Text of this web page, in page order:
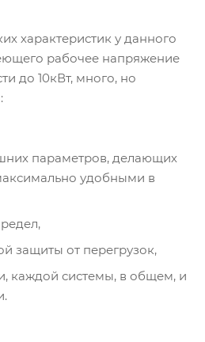
характеристик у данного
рабочее напряжение
до 10кВт, много, но
параметров, делающих
удобными в
защиты от перегрузок,
каждой системы, в общем, и